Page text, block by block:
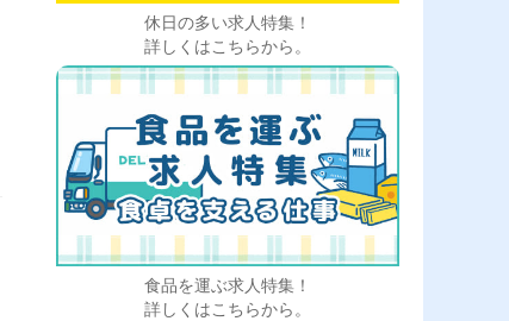
休日の多い求人特集！
詳しくはこちらから。
食品を運ぶ求人特集！
詳しくはこちらから。